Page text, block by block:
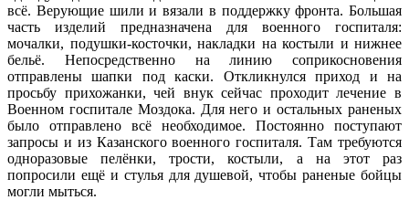
всё. Верующие шили и вязали в поддержку фронта. Большая
часть изделий предназначена для военного госпиталя:
мочалки, подушки-косточки, накладки на костыли и нижнее
бельё. Непосредственно на линию соприкосновения
отправлены шапки под каски. Откликнулся приход и на
просьбу прихожанки, чей внук сейчас проходит лечение в
Военном госпитале Моздока. Для него и остальных раненых
было отправлено всё необходимое. Постоянно поступают
запросы и из Казанского военного госпиталя. Там требуются
одноразовые пелёнки, трости, костыли, а на этот раз
попросили ещё и стулья для душевой, чтобы раненые бойцы
могли мыться.